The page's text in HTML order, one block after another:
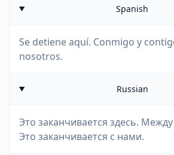
Spanish
Se detiene aquí. Conmigo y
nosotros.
Russian
Это заканчивается здесь.
Это заканчивается с нами.